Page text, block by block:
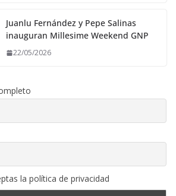
Juanlu Fernández y Pepe Salinas
inauguran Millesime Weekend GNP
22/05/2026
la política de privacidad